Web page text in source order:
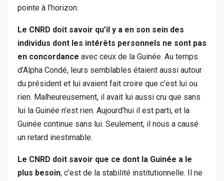
pointe à l’horizon.
Le CNRD doit savoir qu’il y a en son sein des
individus dont les intérêts personnels ne sont pas
en concordance avec ceux de la Guinée. Au temps
d’Alpha Condé, leurs semblables étaient aussi autour
du président et lui avaient fait croire que c’est lui ou
rien. Malheureusement, il avait lui aussi cru que sans
lui la Guinée n’est rien. Aujourd’hui il est parti, et la
Guinée continue sans lui. Seulement, il nous a causé
un retard inestimable.
Le CNRD doit savoir que ce dont la Guinée a le
plus besoin, c’est de la stabilité institutionnelle. Il ne